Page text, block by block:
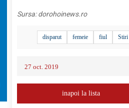
Sursa:dorohoinews.ro
disparut femeie fiul Stiri
27 oct. 2019
inapoi la lista